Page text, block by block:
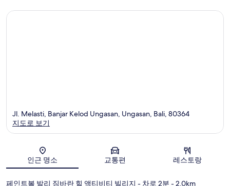
지도
Jl. Melasti, Banjar Kelod Ungasan, Ungasan, Bali, 80364
지도로 보기
인근 명소 교통편 레스토랑
페인트볼 발리 짐바란 힐 액티비티 빌리지 - 차로 2분 - 2.0km